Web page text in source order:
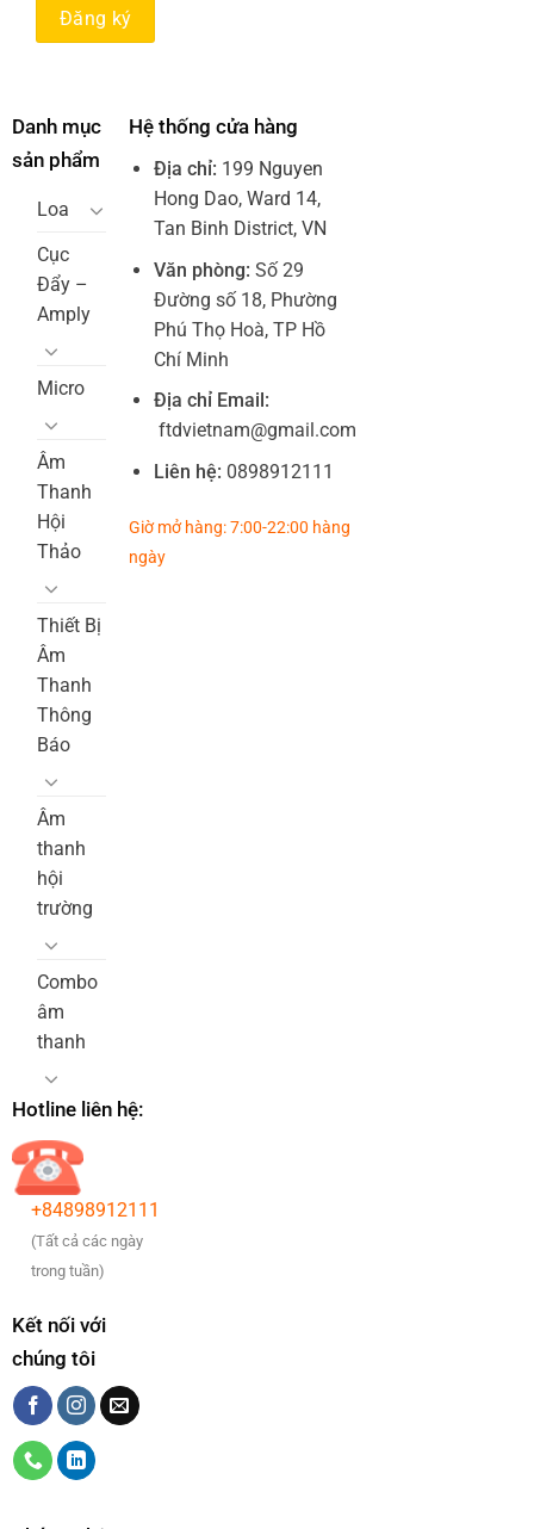
Danh mục
sản phẩm
Loa
Cục
Đẩy –
Amply
Micro
Âm
Thanh
Hội
Thảo
Thiết Bị
Âm
Thanh
Thông
Báo
Âm
thanh
hội
trường
Combo
âm
thanh
Hệ thống cửa hàng
Địa chỉ: 199 Nguyen
Hong Dao, Ward 14,
Tan Binh District, VN
Văn phòng: Số 29
Đường số 18, Phường
Phú Thọ Hoà, TP Hồ
Chí Minh
Địa chỉ Email:
ftdvietnam@gmail.com
Liên hệ: 0898912111
Giờ mở hàng: 7:00-22:00 hàng
ngày
Hotline liên hệ:
+84898912111
(Tất cả các ngày
trong tuần)
Kết nối với
chúng tôi